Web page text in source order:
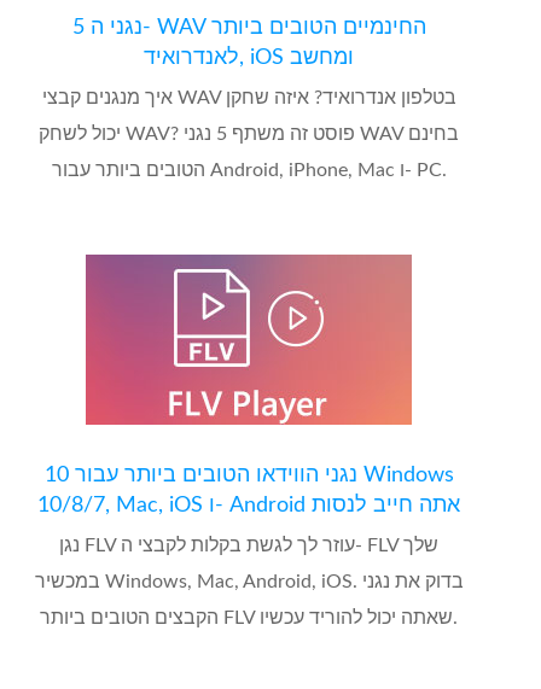
5 נגני ה- WAV החינמיים הטובים ביותר
לאנדרואיד, iOS ומחשב
איך מנגנים קבצי WAV בטלפון אנדרואיד? איזה שחקן
יכול לשחק WAV? פוסט זה משתף 5 נגני WAV בחינם
הטובים ביותר עבור Android, iPhone, Mac ו- PC.
10 נגני הווידאו הטובים ביותר עבור Windows
10/8/7, Mac, iOS ו- Android אתה חייב לנסות
נגן FLV עוזר לך לגשת בקלות לקבצי ה- FLV שלך
במכשיר Windows, Mac, Android, iOS. בדוק את נגני
הקבצים הטובים ביותר FLV שאתה יכול להוריד עכשיו.